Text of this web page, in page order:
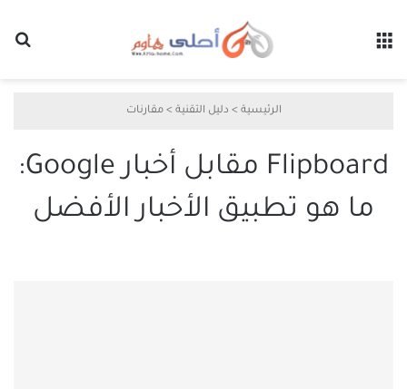
الرئيسية > دليل التقنية > مقارنات
Flipboard مقابل أخبار Google:
ما هو تطبيق الأخبار الأفضل